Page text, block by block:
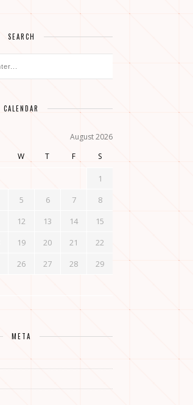
SEARCH
CALENDAR
August 2026
W T F S
1
5 6 7
8
12 13 14
15
19 20 21
22
26 27 28
29
META